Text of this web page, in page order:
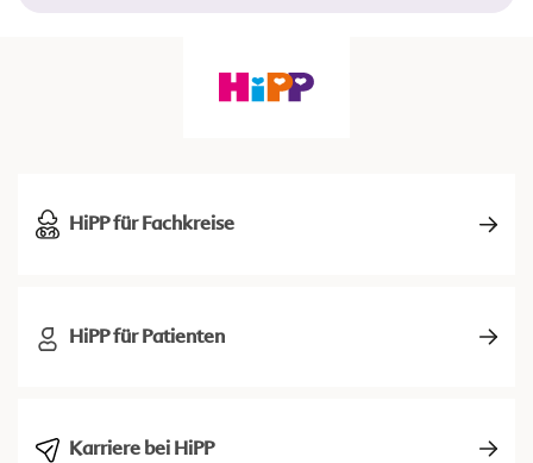
HiPP für Fachkreise
HiPP für Patienten
Karriere bei HiPP